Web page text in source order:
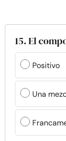
15. El
Positivo
Una